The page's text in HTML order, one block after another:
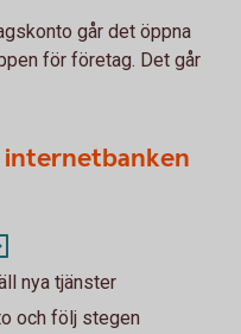
går det öppna
för företag. Det går
internetbanken
nya tjänster
och följ stegen